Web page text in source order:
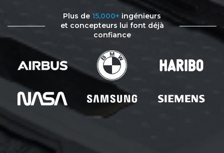
Plus de 15,000+ ingénieurs
et concepteurs lui font déjà
confiance